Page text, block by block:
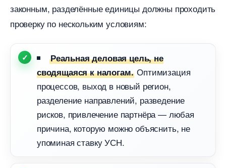
законным, разделённые единицы должны проходить
проверку по нескольким условиям:
Реальная деловая цель, не
сводящаяся к налогам. Оптимизация
процессов, выход в новый регион,
разделение направлений, разведение
рисков, привлечение партнёра — любая
причина, которую можно объяснить, не
упоминая ставку УСН.